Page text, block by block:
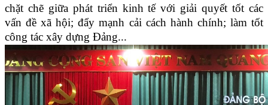
chặt chẽ giữa phát triển kinh tế với giải quyết tốt các
vấn đề xã hội; đẩy mạnh cải cách hành chính; làm tốt
công tác xây dựng Đảng...